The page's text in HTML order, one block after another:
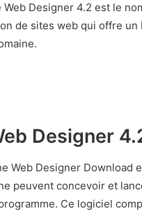
Designer 4.2 est le
de sites web qui offre
Designer
Web Designer
peuvent concevoir et
Ce logiciel